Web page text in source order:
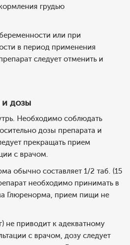
грудью
или при
в период применения
следует отменить и
дозы
Необходимо соблюдать
дозы препарата и
прекращать прием
с врачом.
обычно составляет 1/2 таб. (15
необходимо принимать в
Глюренорма, прием пищи не
не приводит к адекватному
с врачом, дозу следует